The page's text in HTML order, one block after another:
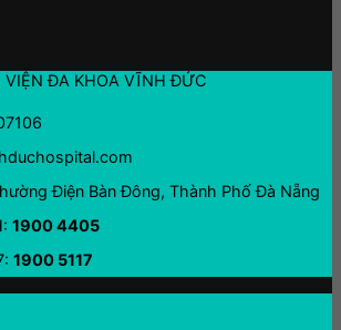
VIỆN ĐA KHOA VĨNH ĐỨC
Điện Bàn Đông, Thành Phố Đà Nẵng
1900 4405
1900 5117